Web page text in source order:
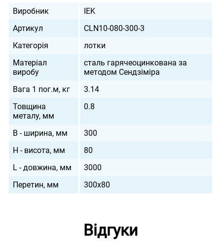
Виробник
IEK
Артикул
CLN10-080-300-3
Категорія
лотки
Матеріал
виробу
сталь гарячеоцинкована за
методом Сендзіміра
Вага 1 пог.м, кг
3.14
Товщина
металу, мм
0.8
B - ширина, мм
300
H - висота, мм
80
L - довжина, мм
3000
Перетин, мм
300х80
Відгуки